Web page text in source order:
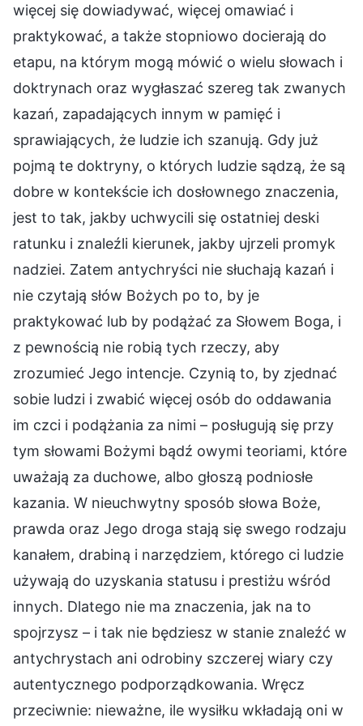
więcej się dowiadywać, więcej omawiać i
praktykować, a także stopniowo docierają do
etapu, na którym mogą mówić o wielu słowach i
doktrynach oraz wygłaszać szereg tak zwanych
kazań, zapadających innym w pamięć i
sprawiających, że ludzie ich szanują. Gdy już
pojmą te doktryny, o których ludzie sądzą, że są
dobre w kontekście ich dosłownego znaczenia,
jest to tak, jakby uchwycili się ostatniej deski
ratunku i znaleźli kierunek, jakby ujrzeli promyk
nadziei. Zatem antychryści nie słuchają kazań i
nie czytają słów Bożych po to, by je
praktykować lub by podążać za Słowem Boga, i
z pewnością nie robią tych rzeczy, aby
zrozumieć Jego intencje. Czynią to, by zjednać
sobie ludzi i zwabić więcej osób do oddawania
im czci i podążania za nimi – posługują się przy
tym słowami Bożymi bądź owymi teoriami, które
uważają za duchowe, albo głoszą podniosłe
kazania. W nieuchwytny sposób słowa Boże,
prawda oraz Jego droga stają się swego rodzaju
kanałem, drabiną i narzędziem, którego ci ludzie
używają do uzyskania statusu i prestiżu wśród
innych. Dlatego nie ma znaczenia, jak na to
spojrzysz – i tak nie będziesz w stanie znaleźć w
antychrystach ani odrobiny szczerej wiary czy
autentycznego podporządkowania. Wręcz
przeciwnie: nieważne, ile wysiłku wkładają oni w